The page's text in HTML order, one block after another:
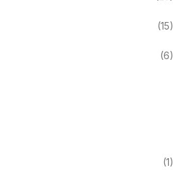
(15)
(6)
(1)